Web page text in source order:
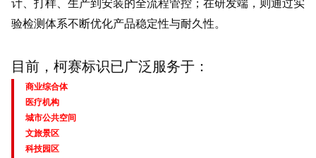
计、打样、生产到安装的全流程管控；在研发端，则通过实
验检测体系不断优化产品稳定性与耐久性。
目前，柯赛标识已广泛服务于：
商业综合体
医疗机构
城市公共空间
文旅景区
科技园区